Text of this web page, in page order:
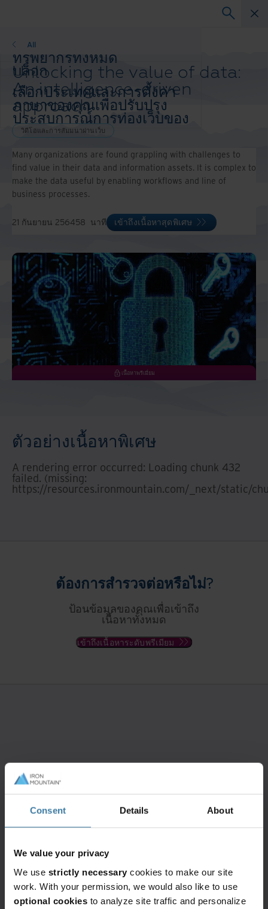
Consent Details About
We value your privacy
We use strictly necessary cookies to make our site
work. With your permission, we would also like to use
optional cookies to analyze site traffic and personalize
ทรัพยากรทั้งหมด
บล็อก
เรื่องราวความสำเร็จ
วิดีโอและการสัมมนาผ่านเว็บ
เว็บสัมมนา
กระดาษสีขาว
All
เลือกประเทศและการตั้งค่า
ภาษาของคุณเพื่อปรับปรุง
ประสบการณ์การท่องเว็บของ
คุณ
Asia-Pacific and India
Europe and Southern Africa
Latin America
Middle East North Africa And Turkey
วิดีโอและการสัมมนาผ่านเว็บ
Unlocking the value of data:
An intelligence-driven
approach
วิดีโอและการสัมมนาผ่านเว็บ
เนื้อหาพรีเมี่ยม
Many organizations are found grappling with challenges to
find value in their data and information assets. It is complex to
make the data useful by enabling workflows and line of
business processes.
21 กันยายน 256458 นาที เข้าถึงเนื้อหาสุดพิเศษ​
ตัวอย่าง​เนื้อหาพิเศษ
A rendering error occurred: Loading chunk 432
failed. (missing:
https://resources.ironmountain.com/_next/static/
ต้องการสำรวจต่อหรือไม่?
ป้อนข้อมูลของคุณเพื่อเข้าถึง
เนื้อหาทั้งหมด
เข้าถึงเนื้อหาระดับพรีเมียม
บริการและโซลูชั่นที่โดดเด่น